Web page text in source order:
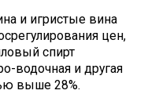
и игристые вина
цен,
спирт
водочная и другая
выше 28%.